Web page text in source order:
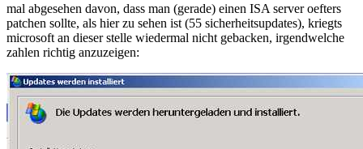
und
anzeigefehler
mal abgesehen davon, dass man (gerade) einen ISA server oefters
patchen sollte, als hier zu sehen ist (55 sicherheitsupdates), kriegts
microsoft an dieser stelle wiedermal nicht gebacken, irgendwelche
zahlen richtig anzuzeigen: